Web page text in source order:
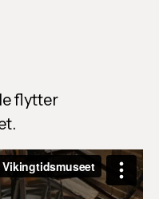
flytter